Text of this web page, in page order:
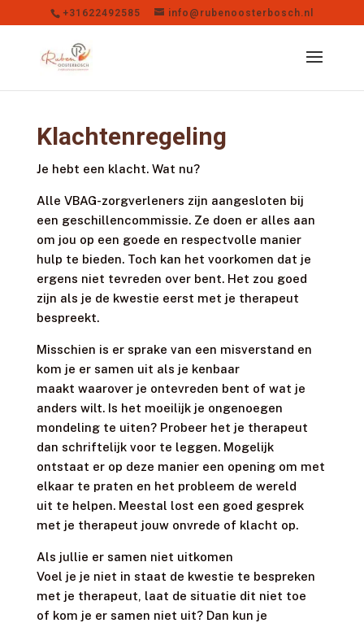
+31622492585 info@rubenoosterbosch.nl
Klachtenregeling
Je hebt een klacht. Wat nu?
Alle VBAG-zorgverleners zijn aangesloten bij
een geschillencommissie. Ze doen er alles aan
om jou op een goede en respectvolle manier
hulp te bieden. Toch kan het voorkomen dat je
ergens niet tevreden over bent. Het zou goed
zijn als je de kwestie eerst met je therapeut
bespreekt.
Misschien is er sprake van een misverstand en
kom je er samen uit als je kenbaar
maakt waarover je ontevreden bent of wat je
anders wilt. Is het moeilijk je ongenoegen
mondeling te uiten? Probeer het je therapeut
dan schriftelijk voor te leggen. Mogelijk
ontstaat er op deze manier een opening om met
elkaar te praten en het probleem de wereld
uit te helpen. Meestal lost een goed gesprek
met je therapeut jouw onvrede of klacht op.
Als jullie er samen niet uitkomen
Voel je je niet in staat de kwestie te bespreken
met je therapeut, laat de situatie dit niet toe
of kom je er samen niet uit? Dan kun je